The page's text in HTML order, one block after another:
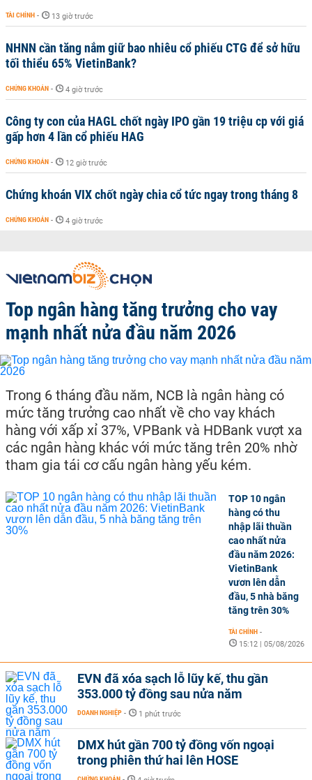
TÀI CHÍNH - 13 giờ trước
NHNN cần tăng nắm giữ bao nhiêu cổ phiếu CTG để sở hữu
tối thiểu 65% VietinBank?
CHỨNG KHOÁN - 4 giờ trước
Công ty con của HAGL chốt ngày IPO gần 19 triệu cp với giá
gấp hơn 4 lần cổ phiếu HAG
CHỨNG KHOÁN - 12 giờ trước
Chứng khoán VIX chốt ngày chia cổ tức ngay trong tháng 8
CHỨNG KHOÁN - 4 giờ trước
Top ngân hàng tăng trưởng cho vay
mạnh nhất nửa đầu năm 2026
Trong 6 tháng đầu năm, NCB là ngân hàng có
mức tăng trưởng cao nhất về cho vay khách
hàng với xấp xỉ 37%, VPBank và HDBank vượt xa
các ngân hàng khác với mức tăng trên 20% nhờ
tham gia tái cơ cấu ngân hàng yếu kém.
TOP 10 ngân
hàng có thu
nhập lãi thuần
cao nhất nửa
đầu năm 2026:
VietinBank
vươn lên dẫn
đầu, 5 nhà băng
tăng trên 30%
TÀI CHÍNH -
15:12 | 05/08/2026
EVN đã xóa sạch lỗ lũy kế, thu gần
353.000 tỷ đồng sau nửa năm
DOANH NGHIỆP - 1 phút trước
DMX hút gần 700 tỷ đồng vốn ngoại
trong phiên thứ hai lên HOSE